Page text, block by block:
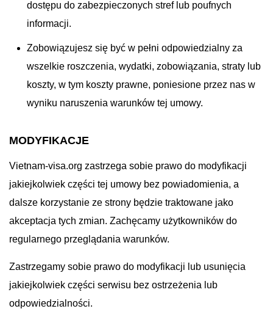
dostępu do zabezpieczonych stref lub poufnych
informacji.
Zobowiązujesz się być w pełni odpowiedzialny za
wszelkie roszczenia, wydatki, zobowiązania, straty lub
koszty, w tym koszty prawne, poniesione przez nas w
wyniku naruszenia warunków tej umowy.
MODYFIKACJE
Vietnam-visa.org zastrzega sobie prawo do modyfikacji
jakiejkolwiek części tej umowy bez powiadomienia, a
dalsze korzystanie ze strony będzie traktowane jako
akceptacja tych zmian. Zachęcamy użytkowników do
regularnego przeglądania warunków.
Zastrzegamy sobie prawo do modyfikacji lub usunięcia
jakiejkolwiek części serwisu bez ostrzeżenia lub
odpowiedzialności.